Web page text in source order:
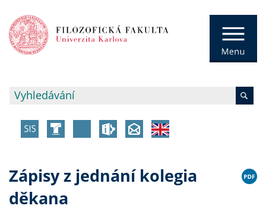
Zápisy z jednání kolegia
děkana